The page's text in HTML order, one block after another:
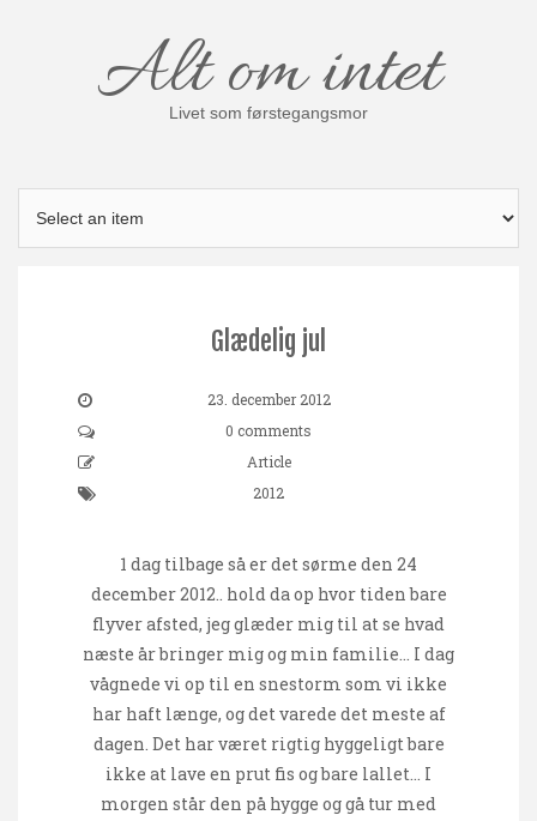
Alt om intet
Livet som førstegangsmor
Glædelig jul
23. december 2012
0 comments
Article
2012
1 dag tilbage så er det sørme den 24
december 2012.. hold da op hvor tiden bare
flyver afsted, jeg glæder mig til at se hvad
næste år bringer mig og min familie… I dag
vågnede vi op til en snestorm som vi ikke
har haft længe, og det varede det meste af
dagen. Det har været rigtig hyggeligt bare
ikke at lave en prut fis og bare lallet… I
morgen står den på hygge og gå tur med